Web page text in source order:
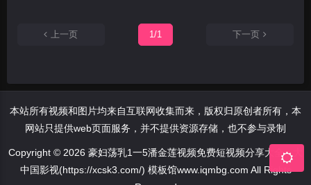
上一页 1/1 下一页
本站所有视频和图片均来自互联网收集而来，版权归原创者所有，本
网站只提供web页面服务，并不提供资源存储，也不参与录制
Copyright © 2026 豪妇荡乳1一5潘金莲视频免费短视频分享大全 - 大
中国影视(https://xcsk3.com/) 模板馆www.iqmbg.com All Rights